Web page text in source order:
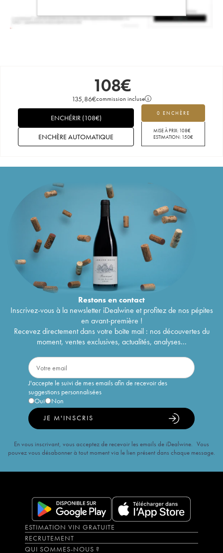
108€
135,86€commission incluse
0 ENCHÈRE
MISE À PRIX: 108€
ESTIMATION: 150€
ENCHÉRIR(108€)
ENCHÈRE AUTOMATIQUE
Restons encontact
Inscrivez-vous à la newsletter iDealwine et profitez de nos pépites
en avant-première !
Recevez directement dans votre boîte mail : nos découvertes du
moment, ventes exclusives, actualités, analyses...
J'accepte le suivi de mes emails afin de recevoir des
suggestions personnalisées
Oui
Non
JE M'INSCRIS
En vous inscrivant, vous acceptez de recevoir les emails de iDealwine. Vous
pouvez vous désabonner à tout moment via le lien présent dans chaque message.
ESTIMATION VIN GRATUITE
RECRUTEMENT
QUI SOMMES-NOUS ?